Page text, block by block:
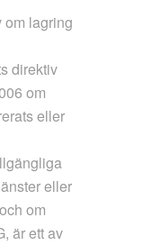
om lagring
direktiv
om
eller
eller
om
är ett av